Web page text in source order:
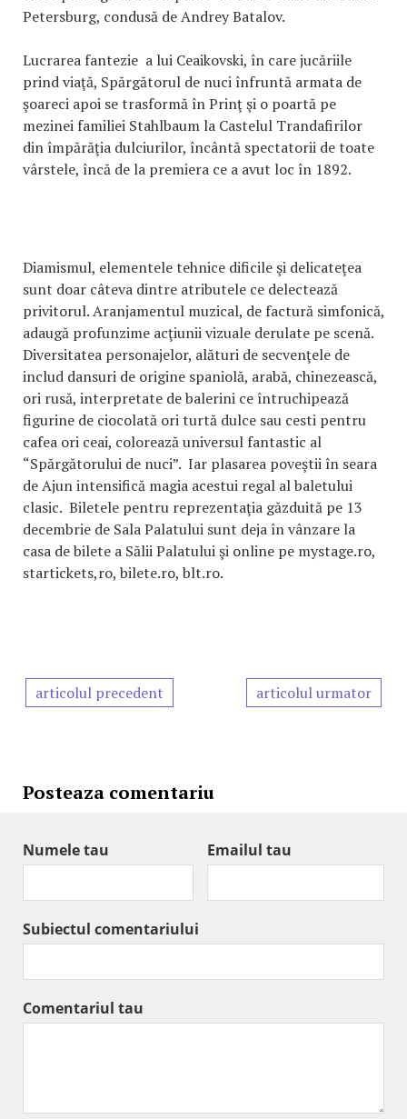
Petersburg, condusă de Andrey Batalov.
Lucrarea fantezie a lui Ceaikovski, în care jucăriile
prind viaţă, Spărgătorul de nuci înfruntă armata de
şoareci apoi se trasformă în Prinţ şi o poartă pe
mezinei familiei Stahlbaum la Castelul Trandafirilor
din împărăţia dulciurilor, încântă spectatorii de toate
vârstele, încă de la premiera ce a avut loc în 1892.
Diamismul, elementele tehnice dificile şi delicateţea
sunt doar câteva dintre atributele ce delectează
privitorul. Aranjamentul muzical, de factură simfonică,
adaugă profunzime acţiunii vizuale derulate pe scenă.
Diversitatea personajelor, alături de secvenţele de
includ dansuri de origine spaniolă, arabă, chinezească,
ori rusă, interpretate de balerini ce întruchipează
figurine de ciocolată ori turtă dulce sau cesti pentru
cafea ori ceai, colorează universul fantastic al
“Spărgătorului de nuci”. Iar plasarea poveştii în seara
de Ajun intensifică magia acestui regal al baletului
clasic. Biletele pentru reprezentaţia găzduită pe 13
decembrie de Sala Palatului sunt deja în vânzare la
casa de bilete a Sălii Palatului şi online pe mystage.ro,
startickets,ro, bilete.ro, blt.ro.
articolul precedent articolul urmator
Posteaza comentariu
Numele tau Emailul tau
Subiectul comentariului
Comentariul tau